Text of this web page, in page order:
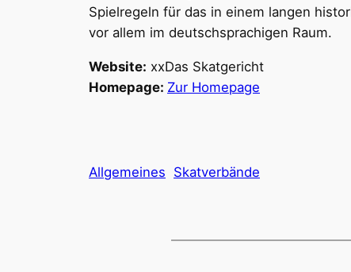
Spielregeln für das in einem langen
vor allem im deutschsprachigen Raum.
Website: xxDas Skatgericht
Homepage: Zur Homepage
Allgemeines Skatverbände